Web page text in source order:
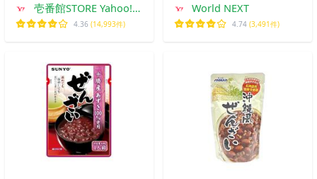
壱番館STORE Yahoo!シ
ョッピング店
4.36 (14,993件)
World NEXT
4.74 (3,491件)